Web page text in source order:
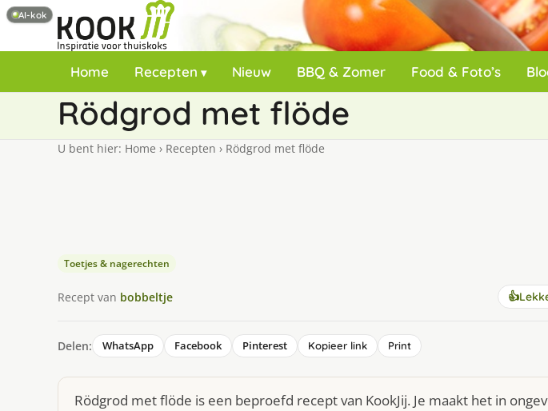
Home Recepten Nieuw BBQ & Zomer Food & Foto’s
Rödgrod met flöde
U bent hier: Home › Recepten › Rödgrod met flöde
Toetjes & nagerechten
Recept van bobbeltje 👍
Delen: WhatsApp Facebook Pinterest Kopieer link Print
Rödgrod met flöde is een beproefd recept van KookJij. Je maakt het in
AI-kok